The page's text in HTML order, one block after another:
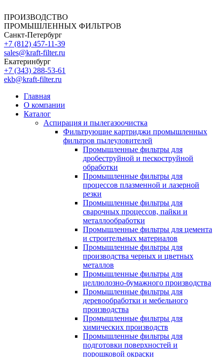
ПРОИЗВОДСТВО
ПРОМЫШЛЕННЫХ ФИЛЬТРОВ
Санкт-Петербург
+7 (812) 457-11-39
sales@kraft-filter.ru
Екатеринбург
+7 (343) 288-53-61
ekb@kraft-filter.ru
Главная
О компании
Каталог
Аспирация и пылегазоочистка
Фильтрующие картриджи промышленных
фильтров пылеуловителей
Промышленные фильтры для
дробеструйной и пескоструйной
обработки
Промышленные фильтры для
процессов плазменной и лазерной
резки
Промышленные фильтры для
сварочных процессов, пайки и
металлообработки
Промышленные фильтры для цемента
и строительных материалов
Промышленные фильтры для
производства черных и цветных
металлов
Промышленные фильтры для
целлюлозно-бумажного производства
Промышленные фильтры для
деревообработки и мебельного
производства
Промышленные фильтры для
химических производств
Промышленные фильтры для
подготовки поверхностей и
порошковой окраски